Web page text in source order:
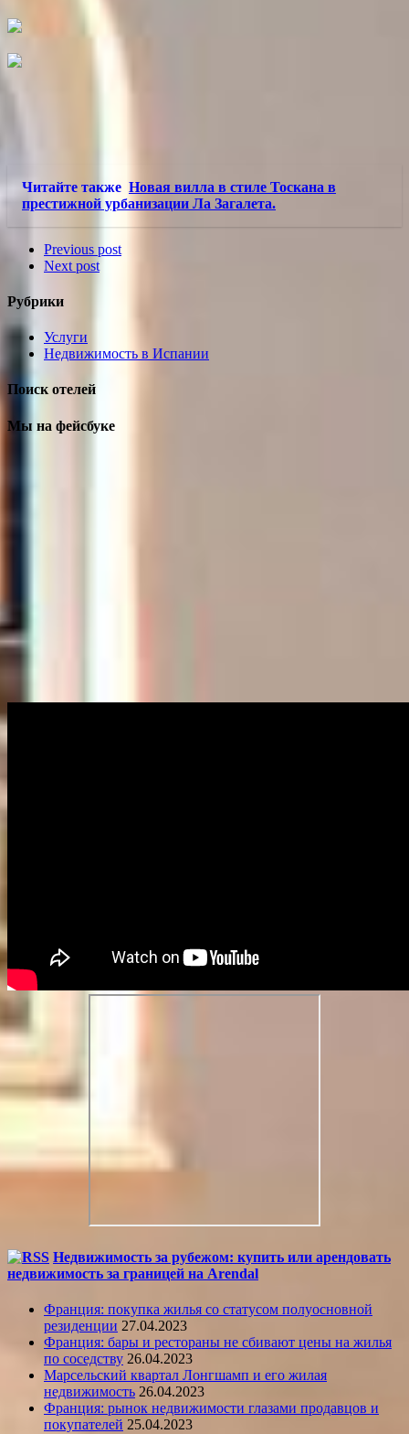
Читайте также Новая вилла в стиле Тоскана в
престижной урбанизации Ла Загалета.
Previous post
Next post
Рубрики
Услуги
Недвижимость в Испании
Поиск отелей
Мы на фейсбуке
Недвижимость за рубежом: купить или арендовать
недвижимость за границей на Arendal
Франция: покупка жилья со статусом полуосновной
резиденции 27.04.2023
Франция: бары и рестораны не сбивают цены на жилья
по соседству 26.04.2023
Марсельский квартал Лонгшамп и его жилая
недвижимость 26.04.2023
Франция: рынок недвижимости глазами продавцов и
покупателей 25.04.2023